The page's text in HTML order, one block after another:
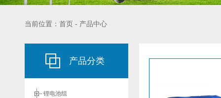
当前位置：首页 - 产品中心
产品分类
锂电池组